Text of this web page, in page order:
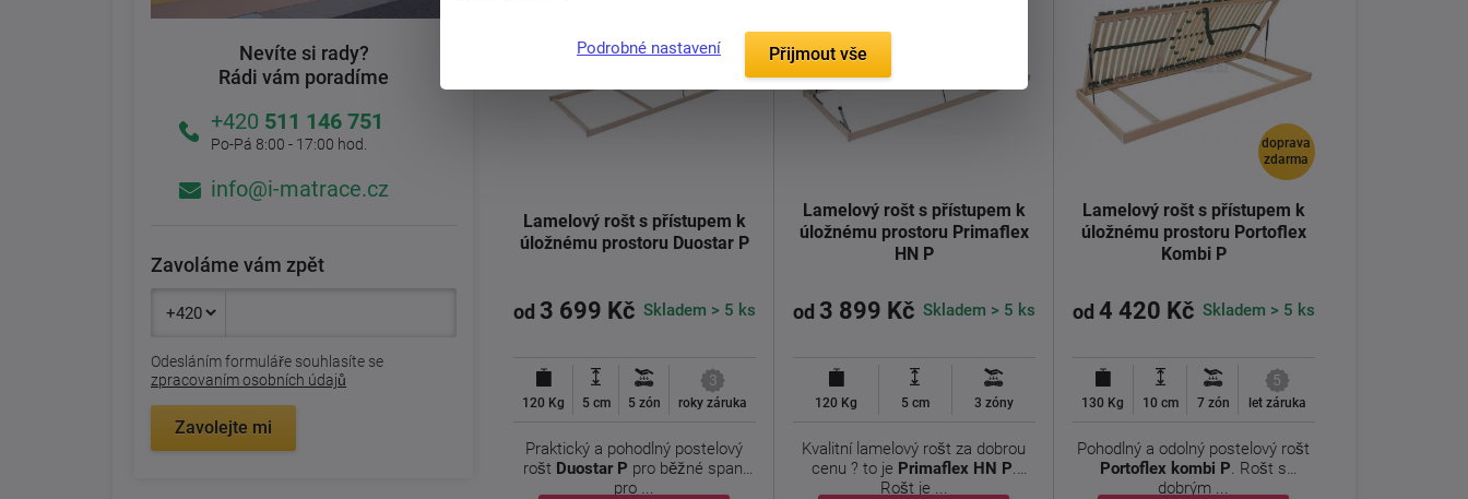
Nevíte si rady?
Rádi vám poradíme
+420 511 146 751
Po-Pá 8:00 - 17:00 hod.
info@i-matrace.cz
Zavoláme vám zpět
Odesláním formuláře souhlasíte se
zpracovaním osobních údajů
Zavolejte mi
Lamelový rošt s přístupem k
úložnému prostoru Duostar P
od 3 699 Kč Skladem > 5 ks
120 Kg 5 cm 5 zón
3
roky záruka
Praktický a pohodlný postelový
roštDuostar P pro běžné spaní
pro ...
Lamelový rošt s přístupem k
úložnému prostoru Primaflex
HN P
od 3 899 Kč Skladem > 5 ks
120 Kg 5 cm 3 zóny
Kvalitní lamelový rošt za dobrou
cenu ? to je Primaflex HN P.
Rošt je ...
doprava
zdarma
Lamelový rošt s přístupem k
úložnému prostoru Portoflex
Kombi P
od 4 420 Kč Skladem > 5 ks
130 Kg 10 cm 7 zón
5
let záruka
Pohodlný a odolný postelový rošt
Portoflex kombi P. Rošt s
dobrým ...
Podrobné nastavení Přijmout vše